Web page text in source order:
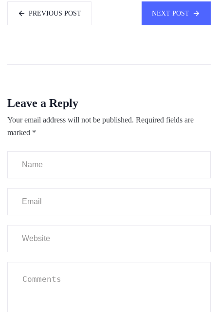
PREVIOUS POST NEXT POST
Leave a Reply
Your email address will not be published. Required fields are
marked *